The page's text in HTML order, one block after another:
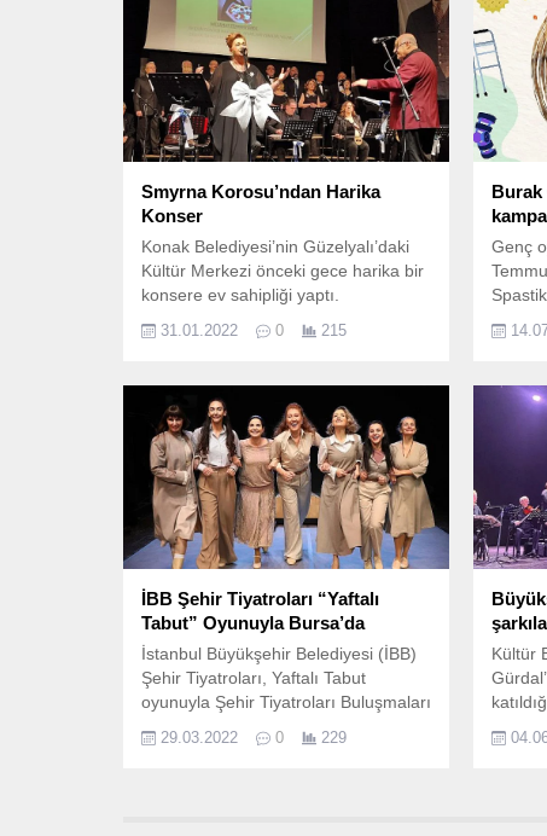
Smyrna Korosu’ndan Harika
Konser
Konak Belediyesi’nin Güzelyalı’daki
Kültür Merkezi önceki gece harika bir
konsere ev sahipliği yaptı.
31.01.2022 0 215
Burak
Genç
İBB Şehir Tiyatroları “Yaftalı
Tabut” Oyunuyla Bursa’da
İstanbul Büyükşehir Belediyesi (İBB)
Şehir Tiyatroları, Yaftalı Tabut
oyunuyla Şehir Tiyatroları Buluşmaları
karşısına çıkıyor.
29.03.2022 0 229
Kültür